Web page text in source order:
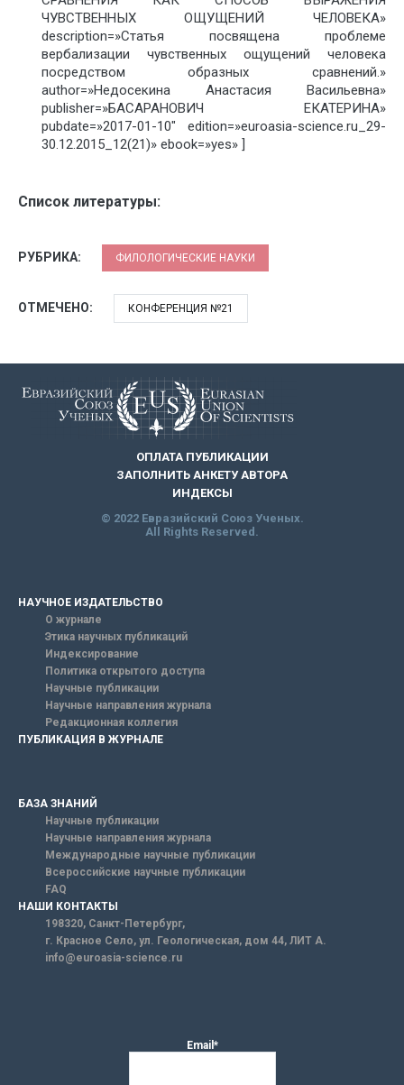
ЧУВСТВЕННЫХ ОЩУЩЕНИЙ ЧЕЛОВЕКА»
description=»Статья посвящена проблеме
вербализации чувственных ощущений человека
посредством образных сравнений.»
author=»Недосекина Анастасия Васильевна»
publisher=»БАСАРАНОВИЧ ЕКАТЕРИНА»
pubdate=»2017-01-10″ edition=»euroasia-science.ru_29-
30.12.2015_12(21)» ebook=»yes» ]
Список литературы:
РУБРИКА: ФИЛОЛОГИЧЕСКИЕ НАУКИ
ОТМЕЧЕНО: КОНФЕРЕНЦИЯ №21
ОПЛАТА ПУБЛИКАЦИИ
ЗАПОЛНИТЬ АНКЕТУ АВТОРА
ИНДЕКСЫ
© 2022 Евразийский Союз Ученых.
All Rights Reserved.
НАУЧНОЕ ИЗДАТЕЛЬСТВО
О журнале
Этика научных публикаций
Индексирование
Политика открытого доступа
Научные публикации
Научные направления журнала
Редакционная коллегия
ПУБЛИКАЦИЯ В ЖУРНАЛЕ
БАЗА ЗНАНИЙ
Научные публикации
Научные направления журнала
Международные научные публикации
Всероссийские научные публикации
FAQ
НАШИ КОНТАКТЫ
198320, Санкт-Петербург,
г. Красное Село, ул. Геологическая, дом 44, ЛИТ А.
info@euroasia-science.ru
Email*